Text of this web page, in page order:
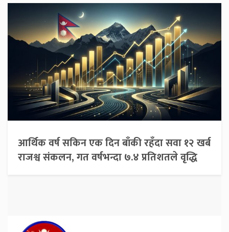
आर्थिक वर्ष सकिन एक दिन बाँकी रहँदा सवा १२ खर्ब
राजश्व संकलन, गत वर्षभन्दा ७.४ प्रतिशतले वृद्धि